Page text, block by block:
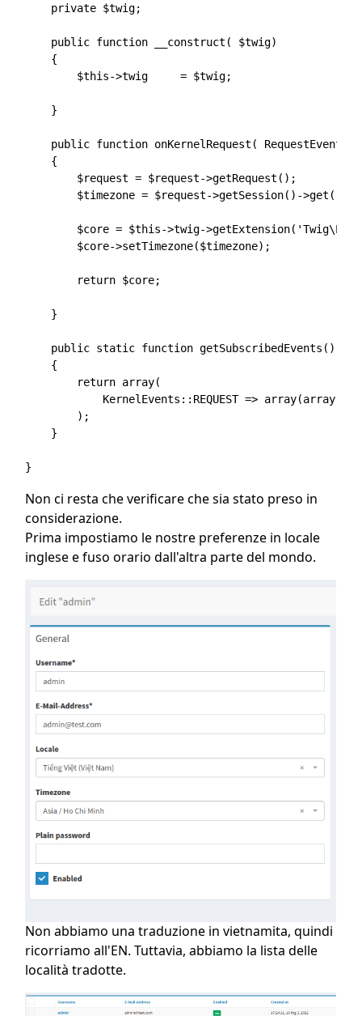
    private $twig;
    public function __construct( $twig)
    {
        $this->twig     = $twig;
    }
public function onKernelRequest( RequestEvent
    {
        $request = $request->getRequest();
$timezone = $request->getSession()-
$core = $this->twig-
        $core->setTimezone($timezone);
        return $core;
    }
    public static function getSubscribedEvents()
    {
        return array(
KernelEvents::REQUEST =>
        );
    }
Non ci resta che verificare che sia stato preso in
considerazione.
Prima impostiamo le nostre preferenze in locale
inglese e fuso orario dall'altra parte del mondo.
Non abbiamo una traduzione in vietnamita, quindi
ricorriamo all'EN. Tuttavia, abbiamo la lista delle
località tradotte.